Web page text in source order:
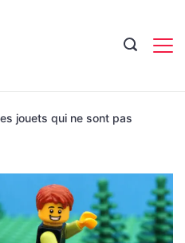
jouets qui ne sont pas